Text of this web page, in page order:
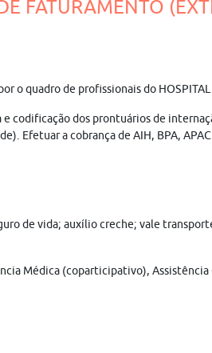
FATURAMENTO
o quadro de profissionais do
e codificação dos prontuários de
Efetuar a cobrança de AIH, BPA,
de vida; auxílio creche; vale
Médica (coparticipativo),